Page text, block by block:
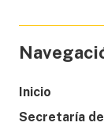
Inicio
Secretaría